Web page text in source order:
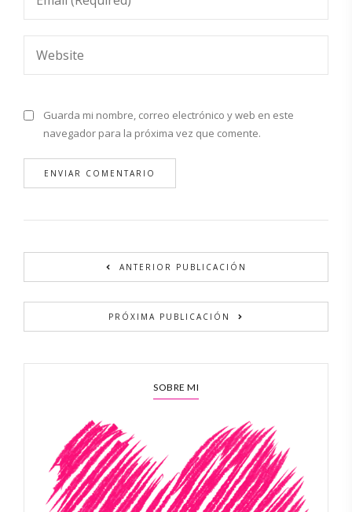
Guarda mi nombre, correo electrónico y web en este
navegador para la próxima vez que comente.
ANTERIOR PUBLICACIÓN
PRÓXIMA PUBLICACIÓN
SOBRE MI